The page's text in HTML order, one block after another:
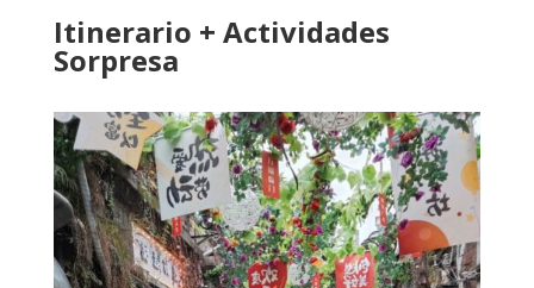
Itinerario + Actividades
Sorpresa